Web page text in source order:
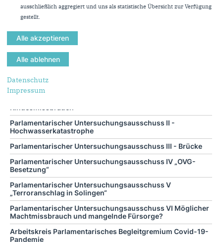
Enquetekommission I - "Chancengleichheit in der Bildung"
Enquetekommission II - "Krisen- und Notfallmanagement" -
durch die Lehren der Vergangenheit die Zukunft sicher
gestalten
Enquetekommission III - Wasser in Zeiten der Klimakrise
(EK Wasser)
Enquetekommission „Künstliche Intelligenz – Für einen
smarten Staat in der digitalisierten Gesellschaft“
Parlamentarischer Untersuchungsausschuss II -
Hochwasserkatastrophe
Parlamentarischer Untersuchungsausschuss III - Brücke
Parlamentarischer Untersuchungsausschuss IV „OVG-
Besetzung“
Parlamentarischer Untersuchungsausschuss V
„Terroranschlag in Solingen“
Parlamentarischer Untersuchungsausschuss VI Möglicher
Machtmissbrauch und mangelnde Fürsorge?
Arbeitskreis Parlamentarisches Begleitgremium Covid-19-
Pandemie
ausschließlich aggregiert und uns als statistische Übersicht zur Verfügung
gestellt.
Datenschutz
Impressum